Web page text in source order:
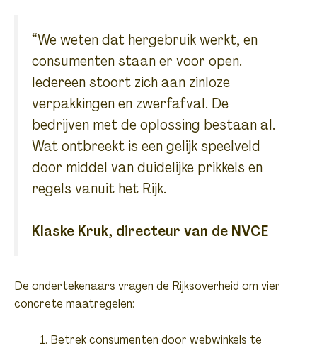
“We weten dat hergebruik werkt, en
consumenten staan er voor open.
Iedereen stoort zich aan zinloze
verpakkingen en zwerfafval. De
bedrijven met de oplossing bestaan al.
Wat ontbreekt is een gelijk speelveld
door middel van duidelijke prikkels en
regels vanuit het Rijk.
Klaske Kruk, directeur van de NVCE
De ondertekenaars vragen de Rijksoverheid om vier
concrete maatregelen:
Betrek consumenten door webwinkels te